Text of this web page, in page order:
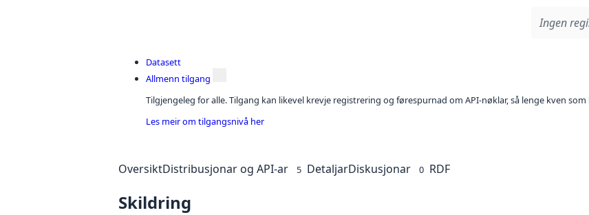
Ingen
Datasett
Allmenn tilgang
Tilgjengeleg for alle. Tilgang kan likevel krevje registrering og førespurnad om API-nøklar, så lenge kven
Les meir om tilgangsnivå her
OversiktDistribusjonar og API-ar 5 DetaljarDiskusjonar 0 RDF
Skildring